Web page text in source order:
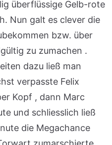
überflüssige Gelb-rote
Nun galt es clever die
bzw. über
zu zumachen .
dazu ließ man
verpasste Felix
Kopf , dann Marc
und schliesslich ließ
die Megachance